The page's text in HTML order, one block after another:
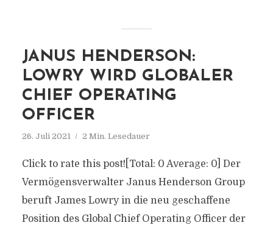
JANUS HENDERSON:
LOWRY WIRD GLOBALER
CHIEF OPERATING
OFFICER
26. Juli 2021 2 Min. Lesedauer
Click to rate this post![Total: 0 Average: 0] Der
Vermögensverwalter Janus Henderson Group
beruft James Lowry in die neu geschaffene
Position des Global Chief Operating Officer der